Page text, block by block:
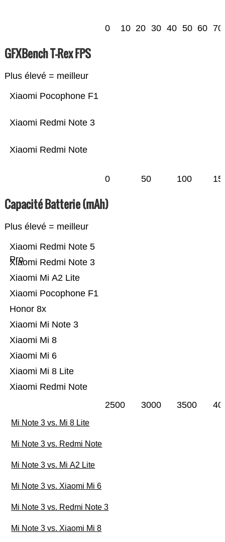
0 10 20 30 40 50 60 70
GFXBench T-Rex FPS
Plus élevé = meilleur
Xiaomi Redmi Note
Xiaomi Redmi Note 3
Xiaomi Pocophone F1
0 50 100
Capacité Batterie (mAh)
Plus élevé = meilleur
Xiaomi Redmi Note
Xiaomi Mi 8 Lite
Xiaomi Mi 6
Xiaomi Mi 8
Xiaomi Mi Note 3
Honor 8x
Xiaomi Pocophone F1
Xiaomi Mi A2 Lite
Xiaomi Redmi Note 3
Xiaomi Redmi Note 5
Pro
2500 3000 3500
Mi Note 3 vs. Mi 8 Lite
Mi Note 3 vs. Redmi Note
Mi Note 3 vs. Mi A2 Lite
Mi Note 3 vs. Xiaomi Mi 6
Mi Note 3 vs. Redmi Note 3
Mi Note 3 vs. Xiaomi Mi 8